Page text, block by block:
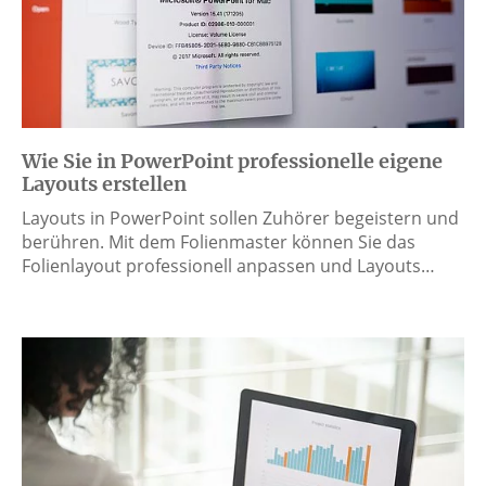
Wie Sie in PowerPoint professionelle eigene
Layouts erstellen
Layouts in PowerPoint sollen Zuhörer begeistern und
berühren. Mit dem Folienmaster können Sie das
Folienlayout professionell anpassen und Layouts…